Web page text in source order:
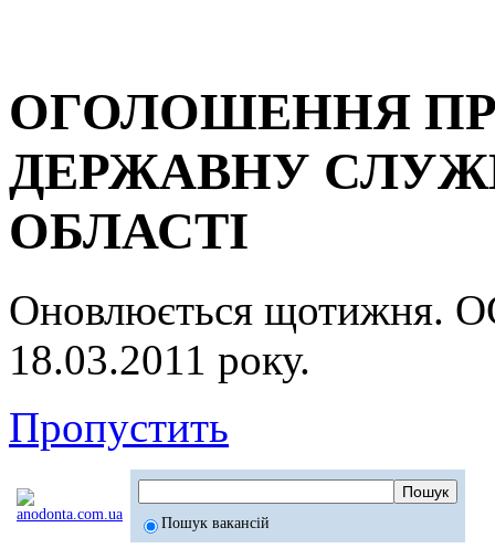
ОГОЛОШЕННЯ
ДЕРЖАВНУ
ОБЛАСТІ
Оновлюється
18.03.2011 року.
Пропустить
Пошук вакансій